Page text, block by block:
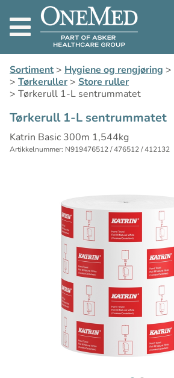
Sortiment> Hygiene og rengjøring >
> Tørkeruller> Store ruller
> Tørkerull 1-L sentrummatet
Tørkerull 1-L sentrummatet
Katrin Basic 300m 1,544kg
Artikkelnummer: N919476512 / 476512 / 412132